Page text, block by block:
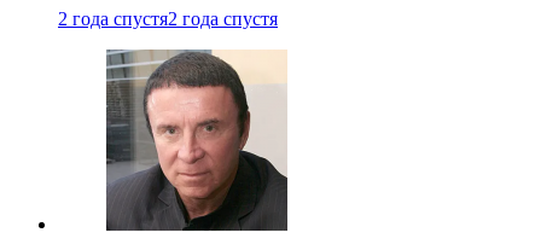
2 года спустя2 года спустя